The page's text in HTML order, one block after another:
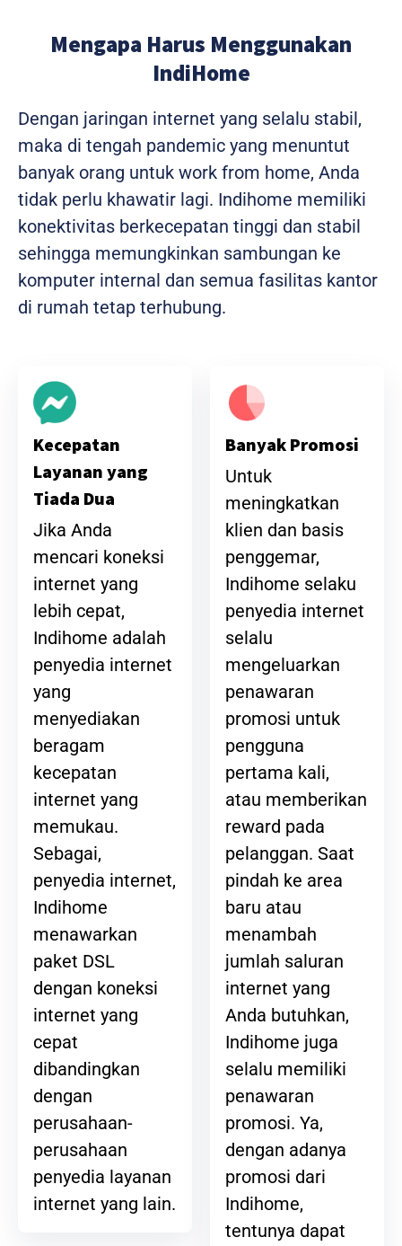
Mengapa Harus Menggunakan
IndiHome
Dengan jaringan internet yang selalu stabil,
maka di tengah pandemic yang menuntut
banyak orang untuk work from home, Anda
tidak perlu khawatir lagi. Indihome memiliki
konektivitas berkecepatan tinggi dan stabil
sehingga memungkinkan sambungan ke
komputer internal dan semua fasilitas kantor
di rumah tetap terhubung.
Kecepatan
Layanan yang
Tiada Dua
Jika Anda
mencari koneksi
internet yang
lebih cepat,
Indihome adalah
penyedia internet
yang
menyediakan
beragam
kecepatan
internet yang
memukau.
Sebagai,
penyedia internet,
Indihome
menawarkan
paket DSL
dengan koneksi
internet yang
cepat
dibandingkan
dengan
perusahaan-
perusahaan
penyedia layanan
internet yang lain.
Banyak Promosi
Untuk
meningkatkan
klien dan basis
penggemar,
Indihome selaku
penyedia internet
selalu
mengeluarkan
penawaran
promosi untuk
pengguna
pertama kali,
atau memberikan
reward pada
pelanggan. Saat
pindah ke area
baru atau
menambah
jumlah saluran
internet yang
Anda butuhkan,
Indihome juga
selalu memiliki
penawaran
promosi. Ya,
dengan adanya
promosi dari
Indihome,
tentunya dapat